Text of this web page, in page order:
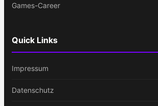
Games-Career
Quick Links
Impressum
Datenschutz